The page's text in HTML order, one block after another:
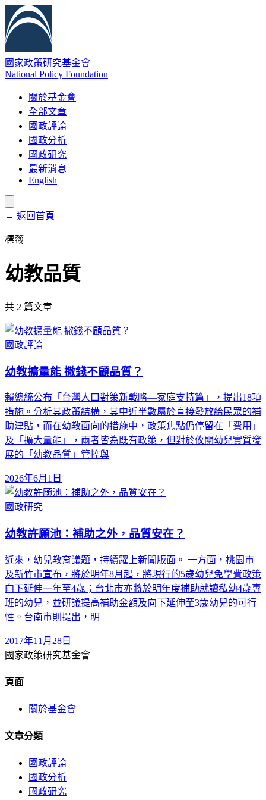
國家政策研究基金會
National Policy Foundation
關於基金會
全部文章
國政評論
國政分析
國政研究
最新消息
English
← 返回首頁
標籤
幼教品質
共 2 篇文章
國政評論
幼教擴量能 撒錢不顧品質？
賴總統公布「台灣人口對策新戰略—家庭支持篇」，提出18項
措施。分析其政策結構，其中近半數屬於直接發放給民眾的補
助津貼，而在幼教面向的措施中，政策焦點仍停留在「費用」
及「擴大量能」，兩者皆為既有政策，但對於攸關幼兒實質發
展的「幼教品質」管控與
2026年6月1日
國政研究
幼教許願池：補助之外，品質安在？
近來，幼兒教育議題，持續躍上新聞版面。 一方面，桃園市
及新竹市宣布，將於明年8月起，將現行的5歲幼兒免學費政策
向下延伸一年至4歲；台北市亦將於明年度補助就讀私幼4歲專
班的幼兒，並研議提高補助金額及向下延伸至3歲幼兒的可行
性。台南市則提出，明
2017年11月28日
國家政策研究基金會
頁面
關於基金會
文章分類
國政評論
國政分析
國政研究